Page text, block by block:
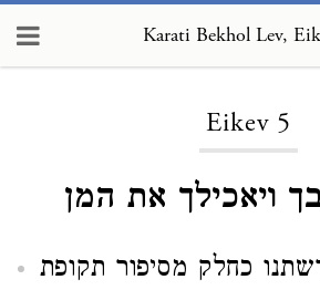
Karati Bekhol Lev,
Eikev 5
ויאכילך את המן
כחלק מסיפור תקופת